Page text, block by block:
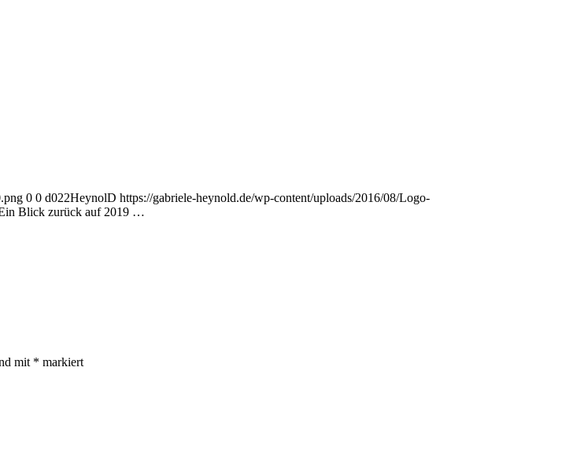
0 0 d022HeynolD https://gabriele-heynold.de/wp-content/uploads/2016/08/Logo-
Blick zurück auf 2019 …
mit * markiert